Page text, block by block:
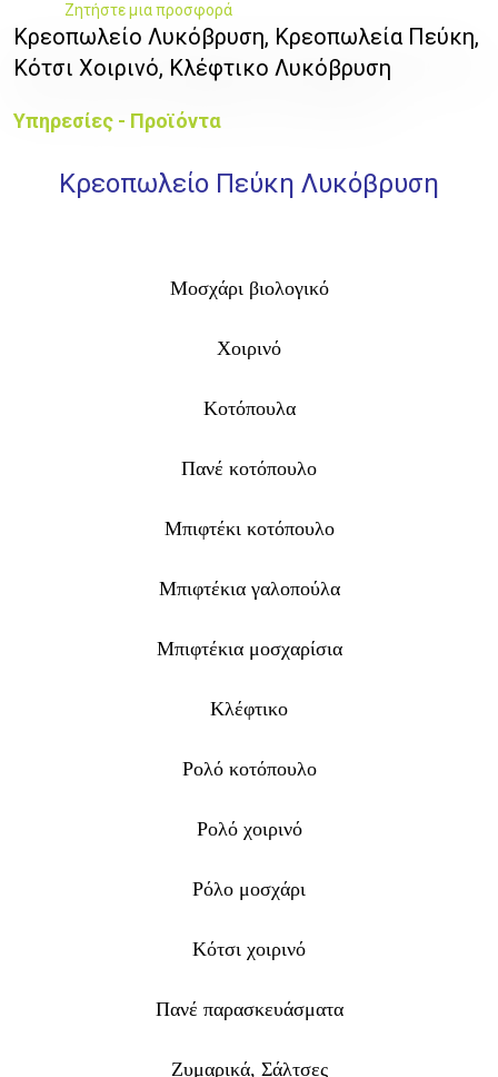
Ζητήστε μια προσφορά
Κρεοπωλείο Λυκόβρυση, Κρεοπωλεία Πεύκη,
Κότσι Χοιρινό, Κλέφτικο Λυκόβρυση
Υπηρεσίες - Προϊόντα
Κρεοπωλείο Πεύκη Λυκόβρυση
Μοσχάρι βιολογικό
Χοιρινό
Κοτόπουλα
Πανέ κοτόπουλο
Μπιφτέκι κοτόπουλο
Μπιφτέκια γαλοπούλα
Μπιφτέκια μοσχαρίσια
Κλέφτικο
Ρολό κοτόπουλο
Ρολό χοιρινό
Ρόλο μοσχάρι
Κότσι χοιρινό
Πανέ παρασκευάσματα
Ζυμαρικά, Σάλτσες